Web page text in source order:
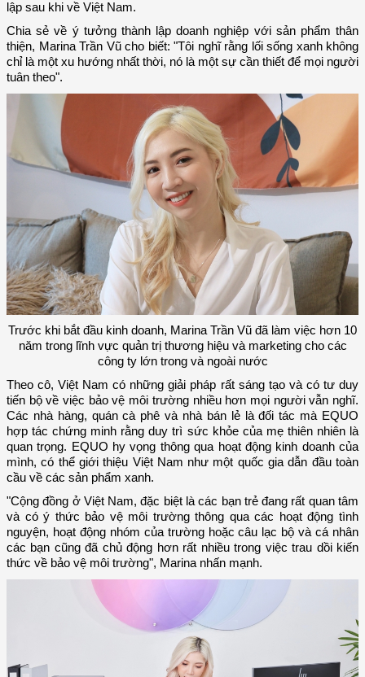
lập sau khi về Việt Nam.
Chia sẻ về ý tưởng thành lập doanh nghiệp với sản phẩm thân
thiện, Marina Trần Vũ cho biết: "Tôi nghĩ rằng lối sống xanh không
chỉ là một xu hướng nhất thời, nó là một sự cần thiết để mọi người
tuân theo".
Trước khi bắt đầu kinh doanh, Marina Trần Vũ đã làm việc hơn 10
năm trong lĩnh vực quản trị thương hiệu và marketing cho các
công ty lớn trong và ngoài nước
Theo cô, Việt Nam có những giải pháp rất sáng tạo và có tư duy
tiến bộ về việc bảo vệ môi trường nhiều hơn mọi người vẫn nghĩ.
Các nhà hàng, quán cà phê và nhà bán lẻ là đối tác mà EQUO
hợp tác chứng minh rằng duy trì sức khỏe của mẹ thiên nhiên là
quan trọng. EQUO hy vọng thông qua hoạt động kinh doanh của
mình, có thể giới thiệu Việt Nam như một quốc gia dẫn đầu toàn
cầu về các sản phẩm xanh.
"Cộng đồng ở Việt Nam, đặc biệt là các bạn trẻ đang rất quan tâm
và có ý thức bảo vệ môi trường thông qua các hoạt động tình
nguyện, hoạt động nhóm của trường hoặc câu lạc bộ và cá nhân
các bạn cũng đã chủ động hơn rất nhiều trong việc trau dồi kiến
thức về bảo vệ môi trường", Marina nhấn mạnh.